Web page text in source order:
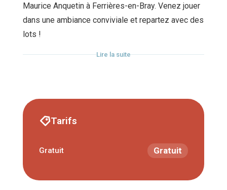
Maurice Anquetin à Ferrières-en-Bray. Venez jouer
dans une ambiance conviviale et repartez avec des
lots !
Lire la suite
Tarifs
Gratuit Gratuit